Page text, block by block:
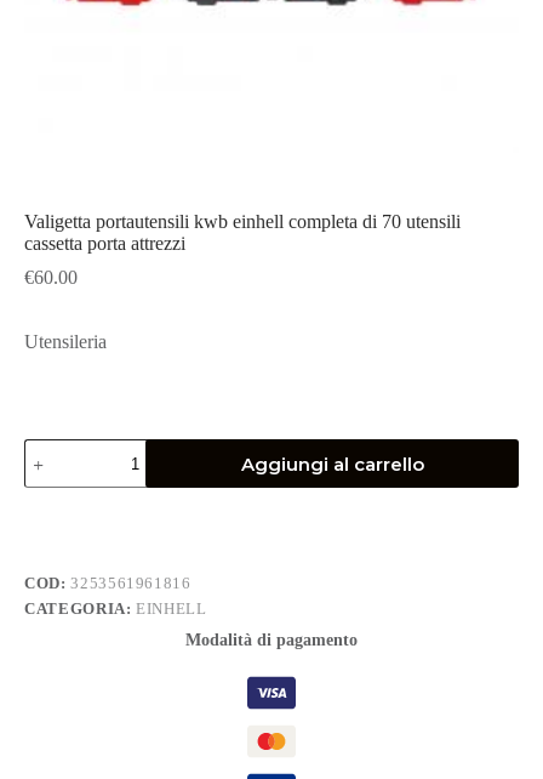
Valigetta portautensili kwb einhell completa di 70 utensili
cassetta porta attrezzi
€60.00
Utensileria
Valigetta
portautensili
kwb
utensili
cassetta
Aggiungi al carrello
COD:3253561961816
CATEGORIA:EINHELL
Modalità di pagamento